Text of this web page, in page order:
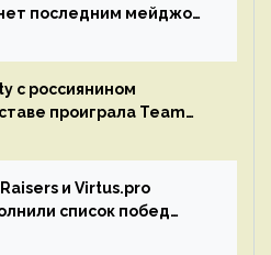
последним мейджор-
с россиянином
проиграла Team
и Virtus.pro
список побед